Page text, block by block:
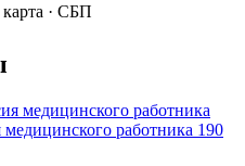
· СБП
работника 190